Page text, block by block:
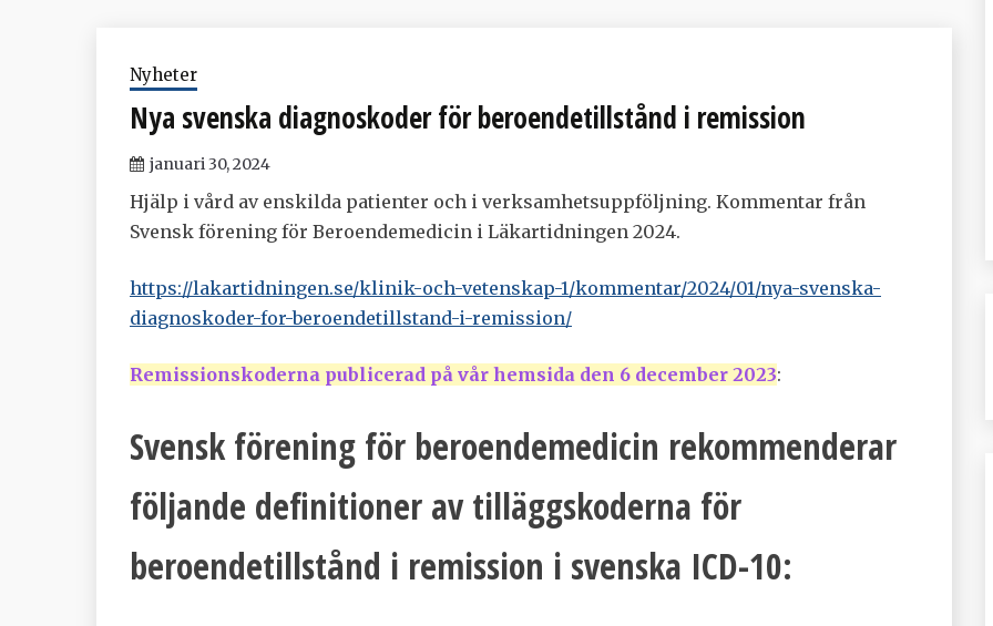
Nyheter
Nya svenska diagnoskoder för beroendetillstånd i remission
januari 30, 2024
Hjälp i vård av enskilda patienter och i verksamhetsuppföljning. Kommentar från
Svensk förening för Beroendemedicin i Läkartidningen 2024.
https://lakartidningen.se/klinik-och-vetenskap-1/kommentar/2024/01/nya-svenska-
diagnoskoder-for-beroendetillstand-i-remission/
Remissionskoderna publicerad på vår hemsida den 6 december 2023:
Svensk förening för beroendemedicin rekommenderar
följande definitioner av tilläggskoderna för
beroendetillstånd i remission i svenska ICD-10: